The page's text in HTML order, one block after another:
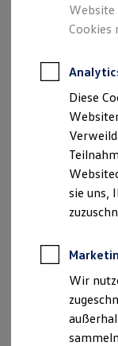
Anpfiff
ID.
Verantwortlich für
GmbH + Co. KG (
Montag -
Samstag
Sonntag
Website
Cookies
Diese
sie uns,
Wir